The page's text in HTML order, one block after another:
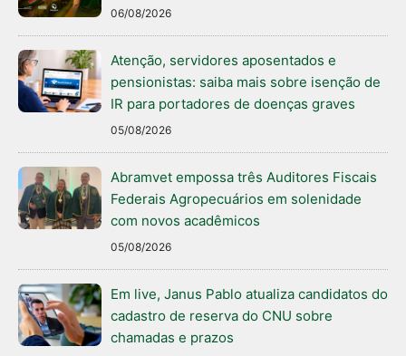
06/08/2026
Atenção, servidores aposentados e
pensionistas: saiba mais sobre isenção de
IR para portadores de doenças graves
05/08/2026
Abramvet empossa três Auditores Fiscais
Federais Agropecuários em solenidade
com novos acadêmicos
05/08/2026
Em live, Janus Pablo atualiza candidatos do
cadastro de reserva do CNU sobre
chamadas e prazos